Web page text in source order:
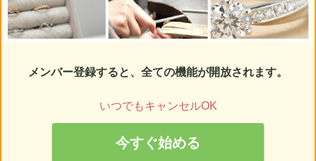
メンバー登録すると、全ての機能が開放されます。
いつでもキャンセルOK
今すぐ始める